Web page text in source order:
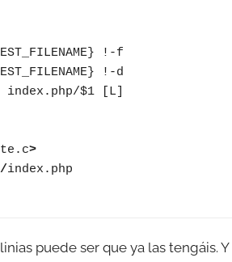
>
/
puede ser que ya las tengáis.